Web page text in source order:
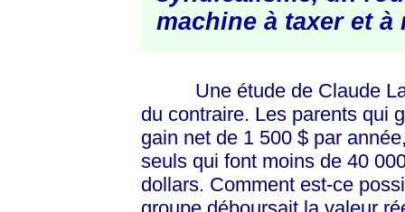
machine à taxer et à
Une étude de Claude
du contraire. Les parents qui
gain net de 1 500 $par
seuls qui font moins de 40
dollars. Comment est-ce